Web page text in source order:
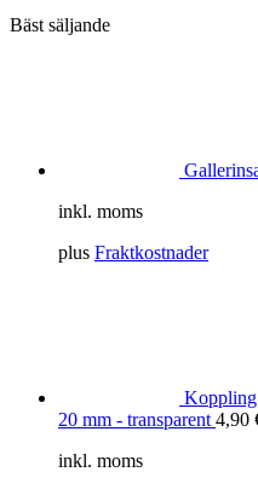
Bäst säljande
inkl. moms
plus Fraktkostnader
Koppling
20 mm - transparent 4,90
inkl. moms